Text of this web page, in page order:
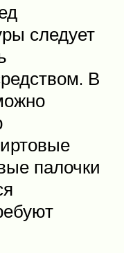
следует
В
палочки